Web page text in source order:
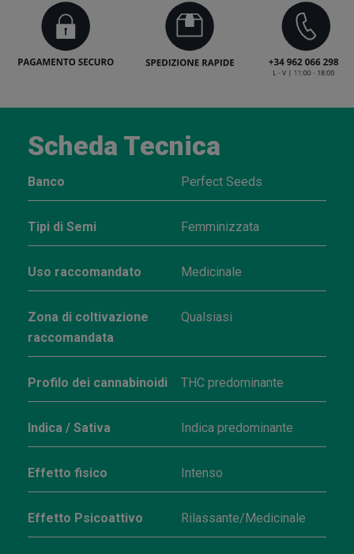
Scheda Tecnica
Banco Perfect Seeds
Tipi di Semi Femminizzata
Uso raccomandato Medicinale
Zona di coltivazione
raccomandata
Qualsiasi
Profilo dei cannabinoidi THC predominante
Indica / Sativa Indica predominante
Effetto fisico Intenso
Effetto Psicoattivo Rilassante/Medicinale